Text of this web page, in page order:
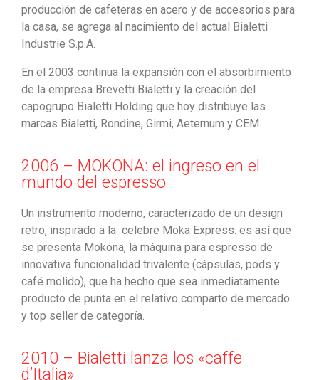
producción de cafeteras en acero y de accesorios para
la casa, se agrega al nacimiento del actual Bialetti
Industrie S.p.A.
En el 2003 continua la expansión con el absorbimiento
de la empresa Brevetti Bialetti y la creación del
capogrupo Bialetti Holding que hoy distribuye las
marcas Bialetti, Rondine, Girmi, Aeternum y CEM.
2006 – MOKONA: el ingreso en el
mundo del espresso
Un instrumento moderno, caracterizado de un design
retro, inspirado a la celebre Moka Express: es así que
se presenta Mokona, la máquina para espresso de
innovativa funcionalidad trivalente (cápsulas, pods y
café molido), que ha hecho que sea inmediatamente
producto de punta en el relativo comparto de mercado
y top seller de categoría.
2010 – Bialetti lanza los «caffe
d’Italia»